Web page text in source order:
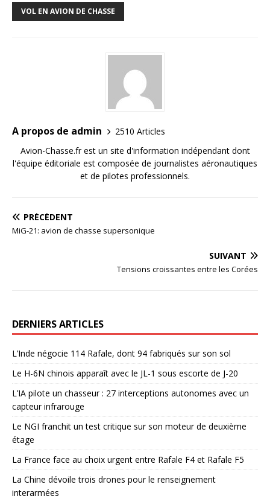
VOL EN AVION DE CHASSE
A propos de admin
2510 Articles
Avion-Chasse.fr est un site d'information indépendant dont
l'équipe éditoriale est composée de journalistes aéronautiques
et de pilotes professionnels.
PRÉCÉDENT
MiG-21: avion de chasse supersonique
SUIVANT
Tensions croissantes entre les Corées
DERNIERS ARTICLES
L’Inde négocie 114 Rafale, dont 94 fabriqués sur son sol
Le H-6N chinois apparaît avec le JL-1 sous escorte de J-20
L’IA pilote un chasseur : 27 interceptions autonomes avec un
capteur infrarouge
Le NGI franchit un test critique sur son moteur de deuxième
étage
La France face au choix urgent entre Rafale F4 et Rafale F5
La Chine dévoile trois drones pour le renseignement
interarmées